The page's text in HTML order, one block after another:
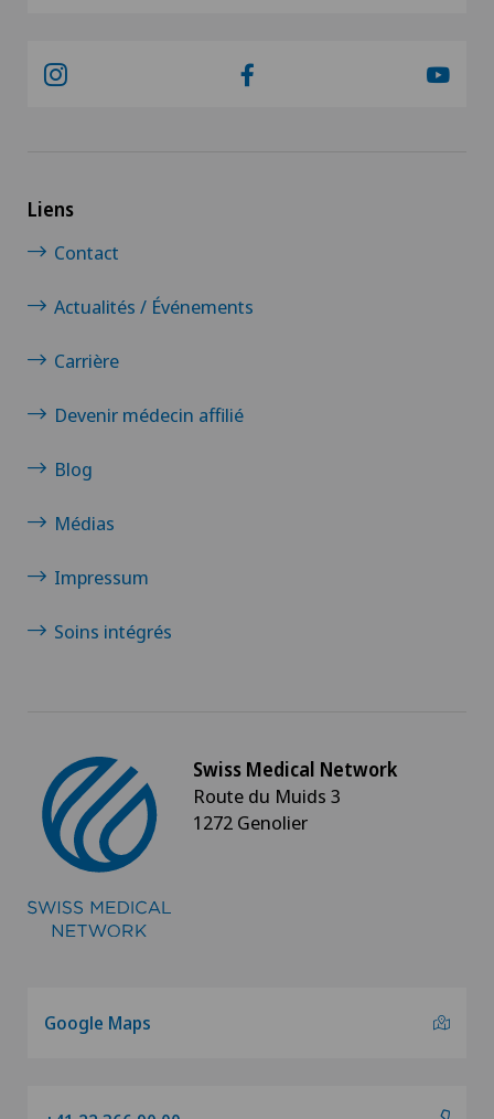
Liens
Contact
Actualités / Événements
Carrière
Devenir médecin affilié
Blog
Médias
Impressum
Soins intégrés
Swiss Medical Network
Route du Muids 3
1272 Genolier
Google Maps